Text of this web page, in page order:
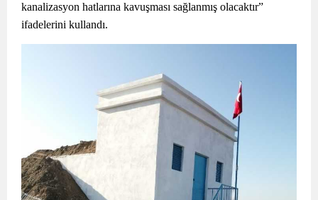
kanalizasyon hatlarına kavuşması sağlanmış olacaktır”
ifadelerini kullandı.